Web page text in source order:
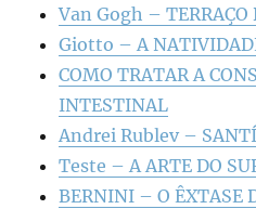
Van Gogh – TERRAÇO
Giotto – A
COMO TRATAR A
INTESTINAL
Andrei Rublev –
Teste – A ARTE DO
BERNINI – O ÊXTASE